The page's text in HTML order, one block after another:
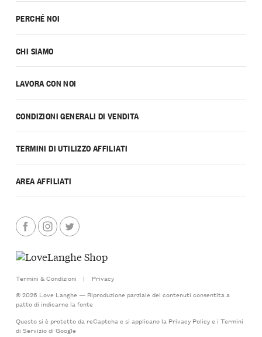
PERCHÉ NOI
CHI SIAMO
LAVORA CON NOI
CONDIZIONI GENERALI DI VENDITA
TERMINI DI UTILIZZO AFFILIATI
AREA AFFILIATI
Termini & Condizioni |
Privacy
© 2026 Love Langhe — Riproduzione parziale dei contenuti consentita a
patto di indicarne la fonte
Questo si è protetto da reCaptcha e si applicano la Privacy Policye i Termini
di Serviziodi Google